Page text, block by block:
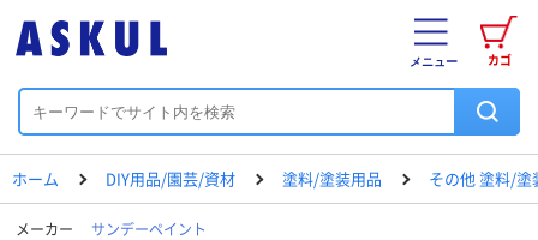
カゴ
メニュー
ホーム DIY用品/園芸/資材 塗料/塗装用品 その他 塗料/塗
メーカー サンデーペイント